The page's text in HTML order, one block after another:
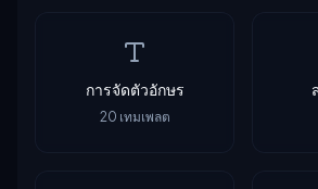
การจัดตัวอักษร
20 เทมเพลต